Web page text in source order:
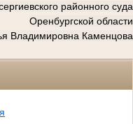
районного суда
Оренбургской области
Владимировна Каменцова